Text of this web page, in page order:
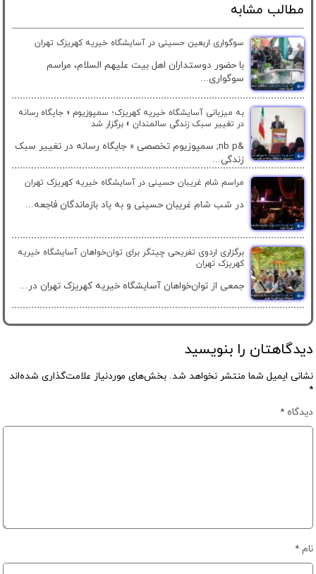
مطالب مشابه
سوگواری اربعین حسینی در آسایشگاه خیریه کهریزک تهران
با حضور دوستداران اهل بیت علیهم السلام، مراسم
سوگواری...
به میزبانی آسایشگاه خیریه کهریزک؛ سمپوزیوم « جایگاه رسانه
در تغییر سبک زندگی سالمندان » برگزار شد
&nb p; سمپوزیوم تخصصی « جایگاه رسانه در تغییر سبک
زندگی...
مراسم شام غریبان حسینی در آسایشگاه خیریه کهریزک تهران
در شب شام غریبان حسینی و به یاد بازماندگان فاجعه...
برگزاری اردوی تفریحی چیتگر برای توان‌خواهان آسایشگاه خیریه
کهریزک تهران
جمعی از توان‌خواهان آسایشگاه خیریه کهریزک تهران در...
دیدگاهتان را بنویسید
نشانی ایمیل شما منتشر نخواهد شد. بخش‌های موردنیاز علامت‌گذاری شده‌اند
*
دیدگاه*
نام*